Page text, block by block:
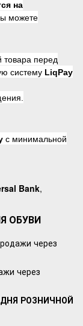
на
можете
товара перед
систему LiqPay
с минимальной
Bank,
ОБУВИ
через
через
РОЗНИЧНОЙ